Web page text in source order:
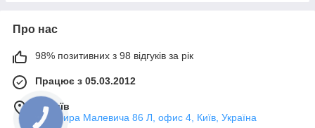
Про нас
98% позитивних з 98 відгуків за рік
Працює з 05.03.2012
м. Київ
Казимира Малевича 86 Л, офис 4, Київ, Україна